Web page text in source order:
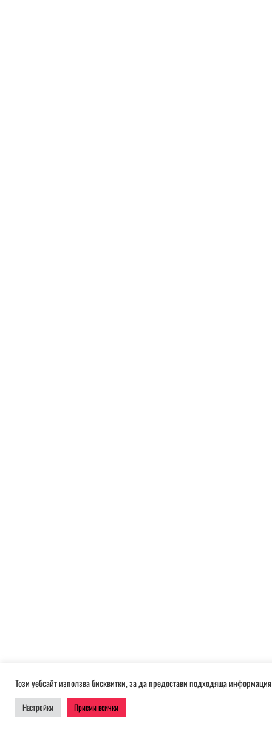
Този уебсайт използва бисквитки, за да предостави подходяща
Настройки Приеми всички